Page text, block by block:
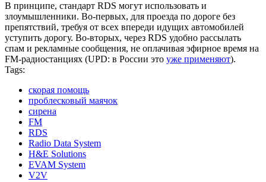
В принципе, стандарт RDS могут использовать и
злоумышленники. Во-первых, для проезда по дороге без
препятствий, требуя от всех впереди идущих автомобилей
уступить дорогу. Во-вторых, через RDS удобно рассылать
спам и рекламные сообщения, не оплачивая эфирное время на
FM-радиостанциях (UPD: в России это уже применяют).
Tags:
скорая помощь
проблесковый маячок
сирена
FM
RDS
Radio Data System
H&E Solutions
EVAM System
V2V